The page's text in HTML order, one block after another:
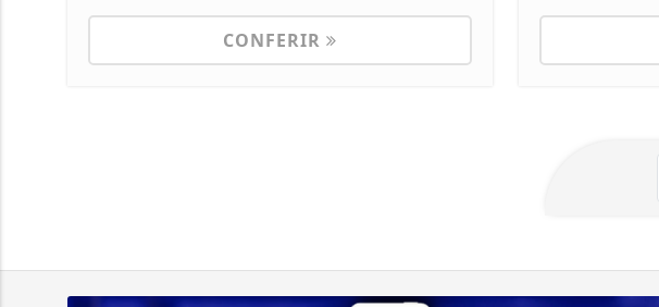
CONFERIR